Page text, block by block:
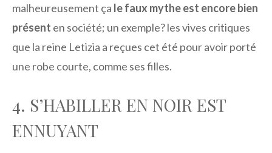
malheureusement ça le faux mythe est encore bien
présent en société; un exemple? les vives critiques
que la reine Letizia a reçues cet été pour avoir porté
une robe courte, comme ses filles.
4. S’HABILLER EN NOIR EST
ENNUYANT